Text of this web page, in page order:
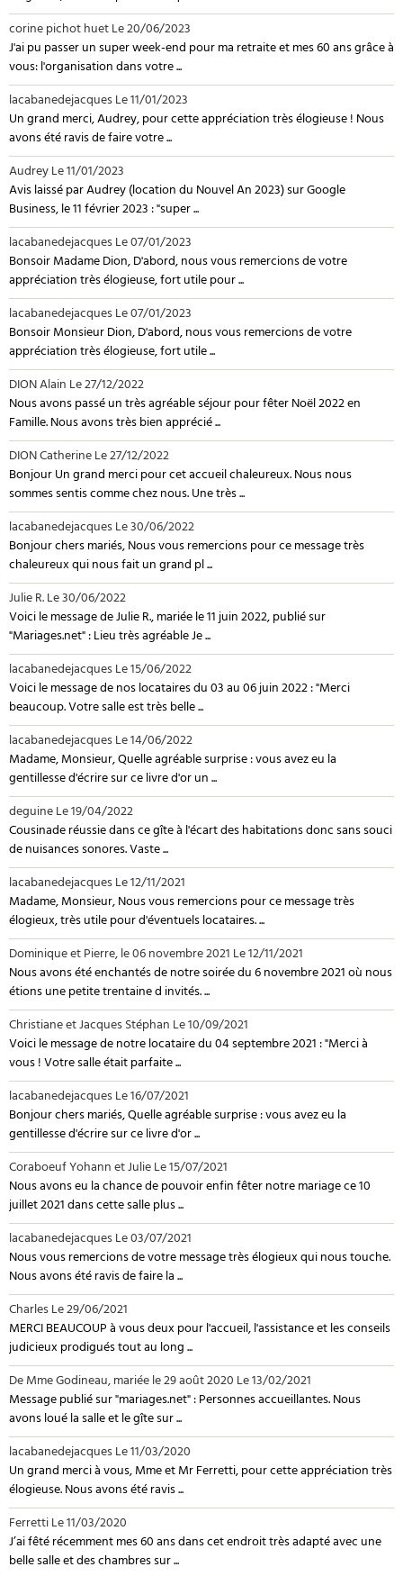
corine pichot huetLe 20/06/2023
J'ai pu passer un super week-end pour ma retraite et mes 60 ans grâce à
vous: l'organisation dans votre ...
lacabanedejacquesLe 11/01/2023
Un grand merci, Audrey, pour cette appréciation très élogieuse ! Nous
avons été ravis de faire votre ...
AudreyLe 11/01/2023
Avis laissé par Audrey (location du Nouvel An 2023) sur Google
Business, le 11 février 2023 : "super ...
lacabanedejacquesLe 07/01/2023
Bonsoir Madame Dion, D'abord, nous vous remercions de votre
appréciation très élogieuse, fort utile pour ...
lacabanedejacquesLe 07/01/2023
Bonsoir Monsieur Dion, D'abord, nous vous remercions de votre
appréciation très élogieuse, fort utile ...
DION AlainLe 27/12/2022
Nous avons passé un très agréable séjour pour fêter Noël 2022 en
Famille. Nous avons très bien apprécié ...
DION CatherineLe 27/12/2022
Bonjour Un grand merci pour cet accueil chaleureux. Nous nous
sommes sentis comme chez nous. Une très ...
lacabanedejacquesLe 30/06/2022
Bonjour chers mariés, Nous vous remercions pour ce message très
chaleureux qui nous fait un grand pl ...
Julie R.Le 30/06/2022
Voici le message de Julie R., mariée le 11 juin 2022, publié sur
"Mariages.net" : Lieu très agréable Je ...
lacabanedejacquesLe 15/06/2022
Voici le message de nos locataires du 03 au 06 juin 2022 : "Merci
beaucoup. Votre salle est très belle ...
lacabanedejacquesLe 14/06/2022
Madame, Monsieur, Quelle agréable surprise : vous avez eu la
gentillesse d'écrire sur ce livre d'or un ...
deguineLe 19/04/2022
Cousinade réussie dans ce gîte à l'écart des habitations donc sans souci
de nuisances sonores. Vaste ...
lacabanedejacquesLe 12/11/2021
Madame, Monsieur, Nous vous remercions pour ce message très
élogieux, très utile pour d'éventuels locataires. ...
Dominique et Pierre, le 06 novembre 2021Le 12/11/2021
Nous avons été enchantés de notre soirée du 6 novembre 2021 où nous
étions une petite trentaine d invités. ...
Christiane et Jacques StéphanLe 10/09/2021
Voici le message de notre locataire du 04 septembre 2021 : "Merci à
vous ! Votre salle était parfaite ...
lacabanedejacquesLe 16/07/2021
Bonjour chers mariés, Quelle agréable surprise : vous avez eu la
gentillesse d'écrire sur ce livre d'or ...
Coraboeuf Yohann et JulieLe 15/07/2021
Nous avons eu la chance de pouvoir enfin fêter notre mariage ce 10
juillet 2021 dans cette salle plus ...
lacabanedejacquesLe 03/07/2021
Nous vous remercions de votre message très élogieux qui nous touche.
Nous avons été ravis de faire la ...
CharlesLe 29/06/2021
MERCI BEAUCOUP à vous deux pour l'accueil, l'assistance et les conseils
judicieux prodigués tout au long ...
De Mme Godineau, mariée le 29 août 2020Le 13/02/2021
Message publié sur "mariages.net" : Personnes accueillantes. Nous
avons loué la salle et le gîte sur ...
lacabanedejacquesLe 11/03/2020
Un grand merci à vous, Mme et Mr Ferretti, pour cette appréciation très
élogieuse. Nous avons été ravis ...
FerrettiLe 11/03/2020
J’ai fêté récemment mes 60 ans dans cet endroit très adapté avec une
belle salle et des chambres sur ...